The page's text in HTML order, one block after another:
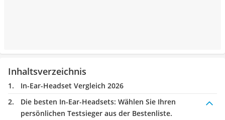
Inhaltsverzeichnis
In-Ear-Headset Vergleich 2026
Die besten In-Ear-Headsets: Wählen Sie Ihren
persönlichen Testsieger aus der Bestenliste.